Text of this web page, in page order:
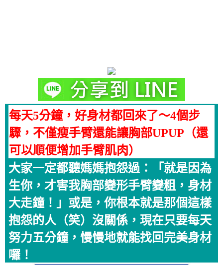
每天5分鐘，好身材都回來了～4個步
驟，不僅瘦手臂還能讓胸部UPUP（還
可以順便增加手臂肌肉）
大家一定都聽媽媽抱怨過：「就是因為
生你，才害我胸部變形手臂變粗，身材
大走鐘！」或是，你根本就是那個這樣
抱怨的人（笑）沒關係，現在只要每天
努力五分鐘，慢慢地就能找回完美身材
囉！